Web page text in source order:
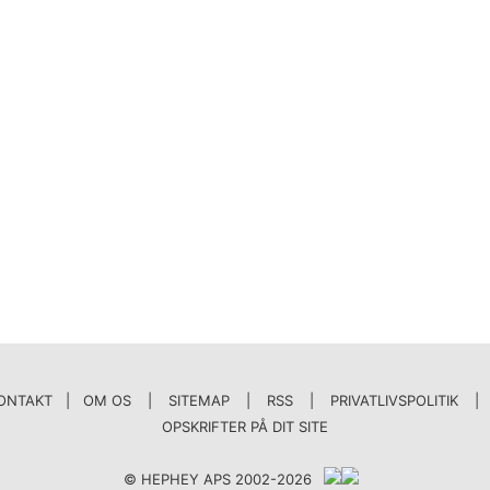
| OM OS SITEMAP RSS PRIVATLIVSPOLITIK
OPSKRIFTER PÅ DIT SITE
© HEPHEY APS 2002-2026